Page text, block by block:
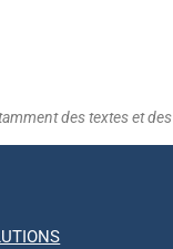
des textes et